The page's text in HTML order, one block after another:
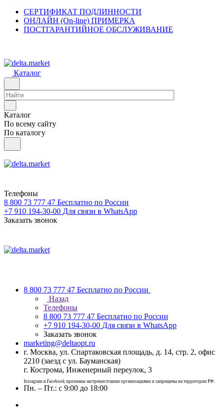
СЕРТИФИКАТ ПОДЛИННОСТИ
ОНЛАЙН (On-line) ПРИМЕРКА
ПОСТГАРАНТИЙНОЕ ОБСЛУЖИВАНИЕ
Каталог
Каталог
По всему сайту
По каталогу
Телефоны
8 800 73 777 47 Бесплатно по России
+7 910 194-30-00 Для связи в WhatsApp
Заказать звонок
8 800 73 777 47 Бесплатно по России
Назад
Телефоны
8 800 73 777 47 Бесплатно по России
+7 910 194-30-00 Для связи в WhatsApp
Заказать звонок
marketing@deltaopt.ru
г. Москва, ул. Спартаковская площадь, д. 14, стр. 2, офис
2210 (заезд с ул. Бауманская)
г. Кострома, Инженерный переулок, 3
Instagram и Facebook признаны экстремистскими организациями и запрещены на территории РФ.
Пн. – Пт.: с 9:00 до 18:00